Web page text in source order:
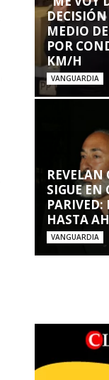
MEDIO
POR
KM/H
VANGUARDIA
SIGUE
PARIVED:
HASTA
VANGUARDIA